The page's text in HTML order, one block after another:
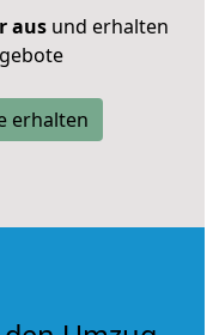
ausund erhalten
erhalten